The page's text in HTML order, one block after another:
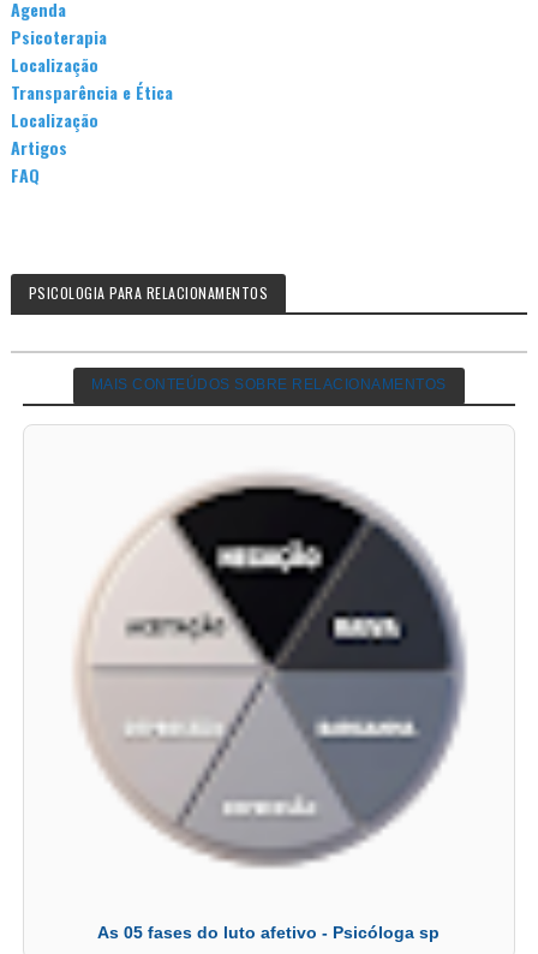
Agenda
Psicoterapia
Localização
Transparência e Ética
Localização
Artigos
FAQ
PSICOLOGIA PARA RELACIONAMENTOS
MAIS CONTEÚDOS SOBRE RELACIONAMENTOS
As 05 fases do luto afetivo - Psicóloga sp